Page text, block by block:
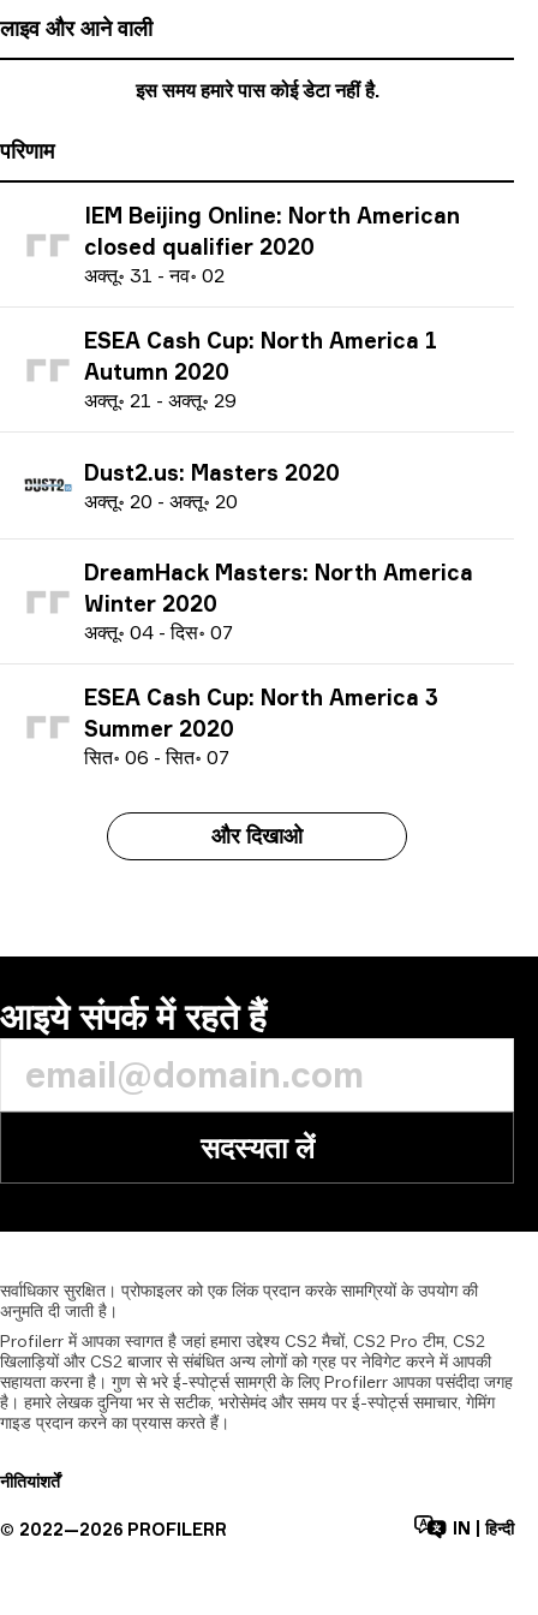
लाइव और आने वाली
इस समय हमारे पास कोई डेटा नहीं है.
परिणाम
IEM Beijing Online: North American
closed qualifier 2020
अक्तू॰ 31 -नव॰ 02
ESEA Cash Cup: North America 1
Autumn 2020
अक्तू॰ 21 - अक्तू॰ 29
Dust2.us: Masters 2020
अक्तू॰ 20 - अक्तू॰ 20
DreamHack Masters: North America
Winter 2020
अक्तू॰ 04 -दिस॰ 07
ESEA Cash Cup: North America 3
Summer 2020
सित॰ 06 -सित॰ 07
और दिखाओ
आइये संपर्क में रहते हैं
सदस्यता लें
सर्वाधिकार सुरक्षित। प्रोफाइलर को एक लिंक प्रदान करके सामग्रियों के उपयोग की
अनुमति दी जाती है।
Profilerr में आपका स्वागत है जहां हमारा उद्देश्य CS2 मैचों, CS2 Pro टीम, CS2
खिलाड़ियों और CS2 बाजार से संबंधित अन्य लोगों को ग्रह पर नेविगेट करने में आपकी
सहायता करना है। गुण से भरे ई-स्पोर्ट्स सामग्री के लिए Profilerr आपका पसंदीदा जगह
है। हमारे लेखक दुनिया भर से सटीक, भरोसेमंद और समय पर ई-स्पोर्ट्स समाचार, गेमिंग
गाइड प्रदान करने का प्रयास करते हैं।
नीतियांशर्तें
© 2022—2026 PROFILERR IN |हिन्दी